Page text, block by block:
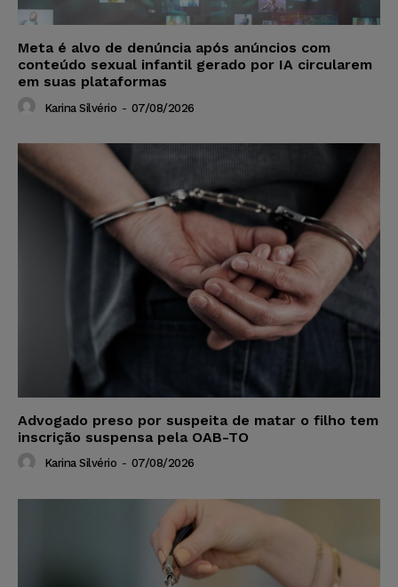
Meta é alvo de denúncia após anúncios com
conteúdo sexual infantil gerado por IA circularem
em suas plataformas
Karina Silvério - 07/08/2026
Advogado preso por suspeita de matar o filho tem
inscrição suspensa pela OAB-TO
Karina Silvério - 07/08/2026